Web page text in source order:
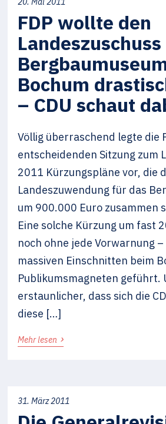
FDP wollte den
Bochum
– CDU schaut
Völlig überraschend legte die
entscheidenden Sitzung zum
2011 Kürzungspläne vor, die
Landeszuwendung für das
um 900.000 Euro zusammen
Eine solche Kürzung um fast
noch ohne jede Vorwarnung
massiven Einschnitten beim
Publikumsmagneten geführt.
erstaunlicher, dass sich die
diese […]
Mehr lesen ›
31. März 2011